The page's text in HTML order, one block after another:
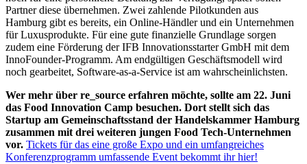
Partner diese übernehmen. Zwei zahlende Pilotkunden aus
Hamburg gibt es bereits, ein Online-Händler und ein Unternehmen
für Luxusprodukte. Für eine gute finanzielle Grundlage sorgen
zudem eine Förderung der IFB Innovationsstarter GmbH mit dem
InnoFounder-Programm. Am endgültigen Geschäftsmodell wird
noch gearbeitet, Software-as-a-Service ist am wahrscheinlichsten.
Wer mehr über re_source erfahren möchte, sollte am 22. Juni
das Food Innovation Camp besuchen. Dort stellt sich das
Startup am Gemeinschaftsstand der Handelskammer Hamburg
zusammen mit drei weiteren jungen Food Tech-Unternehmen
vor. Tickets für das eine große Expo und ein umfangreiches
Konferenzprogramm umfassende Event bekommt ihr hier!